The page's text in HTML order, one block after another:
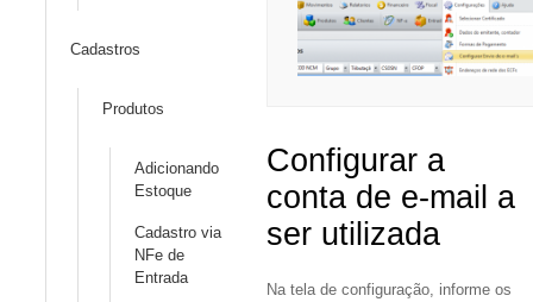
Cadastros
Produtos
Adicionando
Estoque
Cadastro via
NFe de
Entrada
Configurar a
conta de e-mail a
ser utilizada
Na tela de configuração, informe os